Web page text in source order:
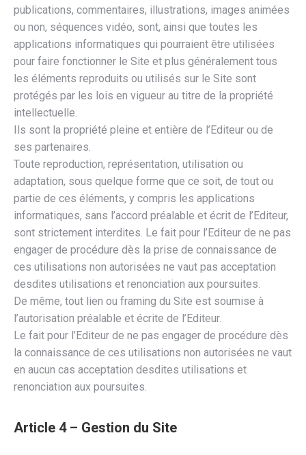
publications, commentaires, illustrations, images animées
ou non, séquences vidéo, sont, ainsi que toutes les
applications informatiques qui pourraient être utilisées
pour faire fonctionner le Site et plus généralement tous
les éléments reproduits ou utilisés sur le Site sont
protégés par les lois en vigueur au titre de la propriété
intellectuelle.
Ils sont la propriété pleine et entière de l’Editeur ou de
ses partenaires.
Toute reproduction, représentation, utilisation ou
adaptation, sous quelque forme que ce soit, de tout ou
partie de ces éléments, y compris les applications
informatiques, sans l’accord préalable et écrit de l’Editeur,
sont strictement interdites. Le fait pour l’Editeur de ne pas
engager de procédure dès la prise de connaissance de
ces utilisations non autorisées ne vaut pas acceptation
desdites utilisations et renonciation aux poursuites.
De même, tout lien ou framing du Site est soumise à
l’autorisation préalable et écrite de l’Editeur.
Le fait pour l’Editeur de ne pas engager de procédure dès
la connaissance de ces utilisations non autorisées ne vaut
en aucun cas acceptation desdites utilisations et
renonciation aux poursuites.
Article 4 – Gestion du Site